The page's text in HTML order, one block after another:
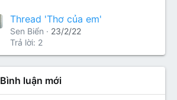
Thread 'Thơ của em'
Sen Biển
23/2/22
Trả lời: 2
Bình luận mới